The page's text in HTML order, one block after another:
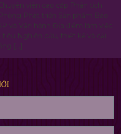
viên cao cấp Phân tích
Phát triển Sản phẩm Báo
và Vận hành Địa điểm làm việc
Nghiên cứu, thiết kế và cải
[…]